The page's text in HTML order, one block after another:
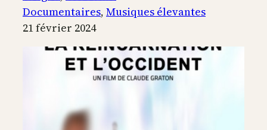
au
Panthéon
Documentaires, Musiques élevantes
21 février 2024